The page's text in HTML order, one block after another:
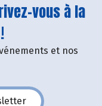
vous à la
et nos